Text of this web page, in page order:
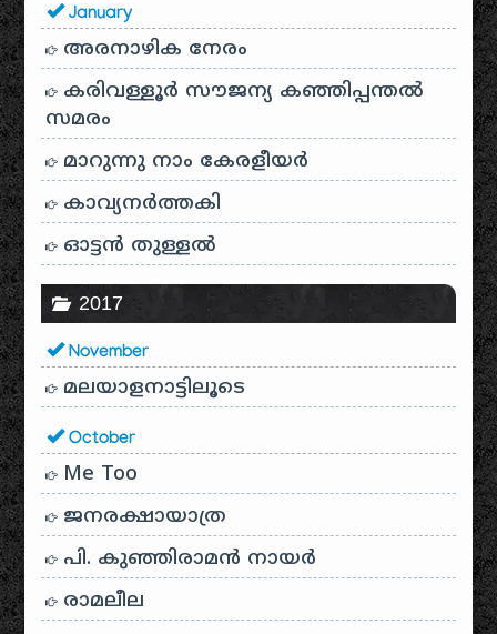
January
അരനാഴിക നേരം
കരിവള്ളൂർ സൗജന്യ കഞ്ഞിപ്പന്തൽ
സമരം
മാറുന്നു നാം കേരളീയർ
കാവ്യനര്‍ത്തകി
ഓട്ടൻ തുള്ളൽ
2017
November
മലയാളനാട്ടിലൂടെ
October
Me Too
ജനരക്ഷായാത്ര
പി. കുഞ്ഞിരാമൻ നായർ
രാമലീല